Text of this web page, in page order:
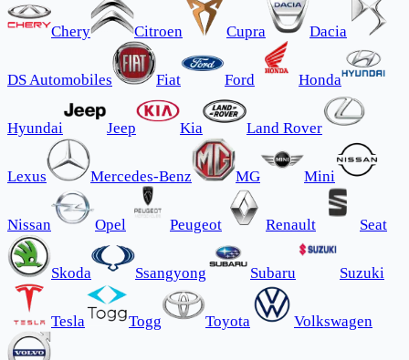
Chery Citroen Cupra Dacia
DS Automobiles Fiat Ford Honda
Hyundai Jeep Kia Land Rover
Lexus Mercedes-Benz MG Mini
Nissan Opel Peugeot Renault Seat
Skoda Ssangyong Subaru Suzuki
Tesla Togg Toyota Volkswagen